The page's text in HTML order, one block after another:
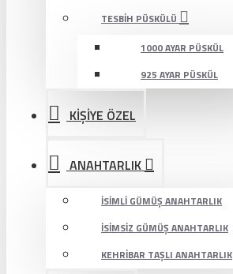
TESBIH PÜSKÜLÜ
1000 AYAR PÜSKÜL
925 AYAR PÜSKÜL
KİŞİYE ÖZEL
ANAHTARLIK
İSIMLI GÜMÜŞ ANAHTARLIK
İSIMSIZ GÜMÜŞ ANAHTARLIK
KEHRIBAR TAŞLI ANAHTARLIK